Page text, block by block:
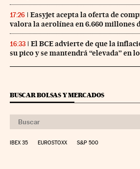
17:26
Easyjet acepta la oferta de
valora la aerolínea en 6.660 millones
16:33
El BCE advierte de que la
su pico y se mantendrá “elevada” en
BUSCAR BOLSAS Y MERCADOS
IBEX 35 EUROSTOXX S&P 500